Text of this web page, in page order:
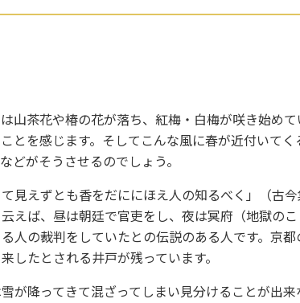
山茶花や椿の花が落ち、紅梅・白梅が咲き始め
とを感じます。そしてこんな風に春が近付いて
どがそうさせるのでしょう。
て見えずとも香をだににほえ人の知るべく」（古
云えば、昼は朝廷で官吏をし、夜は冥府（地獄の
人の裁判をしていたとの伝説のある人です。京
したとされる井戸が残っています。
雪が降ってきて混ざってしまい見分けることが出